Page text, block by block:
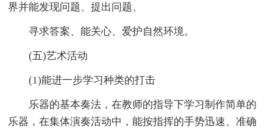
界并能发现问题、提出问题、
寻求答案、能关心、爱护自然环境。
(五)艺术活动
(1)能进一步学习种类的打击
乐器的基本奏法，在教师的指导下学习制作简单的
乐器，在集体演奏活动中，能按指挥的手势迅速、准确